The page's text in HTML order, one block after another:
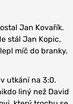
Jan Kovařík.
stál Jan Kopic,
míč do branky.
utkání na 3:0.
liný než David